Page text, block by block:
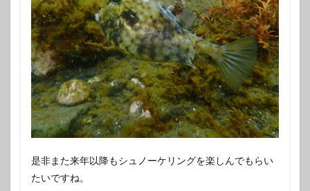
是非また来年以降もシュノーケリングを楽しんでもらい
たいですね。